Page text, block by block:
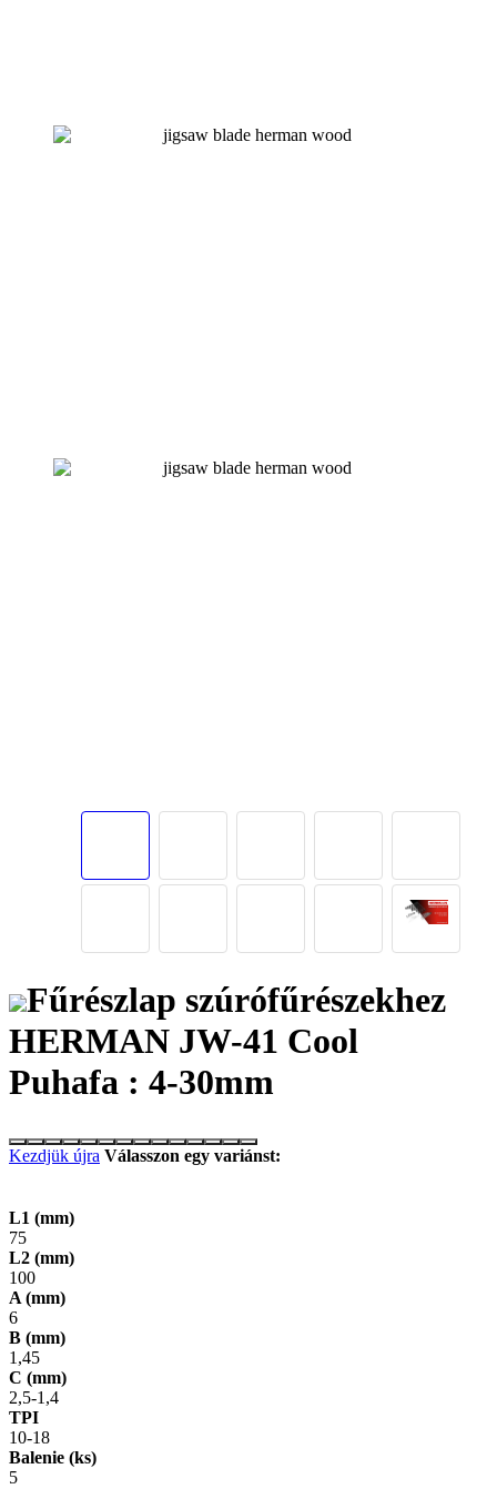
Fűrészlap szúrófűrészekhez
HERMAN JW-41 Cool
Puhafa : 4-30mm
Kezdjük újra Válasszon egy variánst:
L1 (mm)
75
L2 (mm)
100
A (mm)
6
B (mm)
1,45
C (mm)
2,5-1,4
TPI
10-18
Balenie (ks)
5